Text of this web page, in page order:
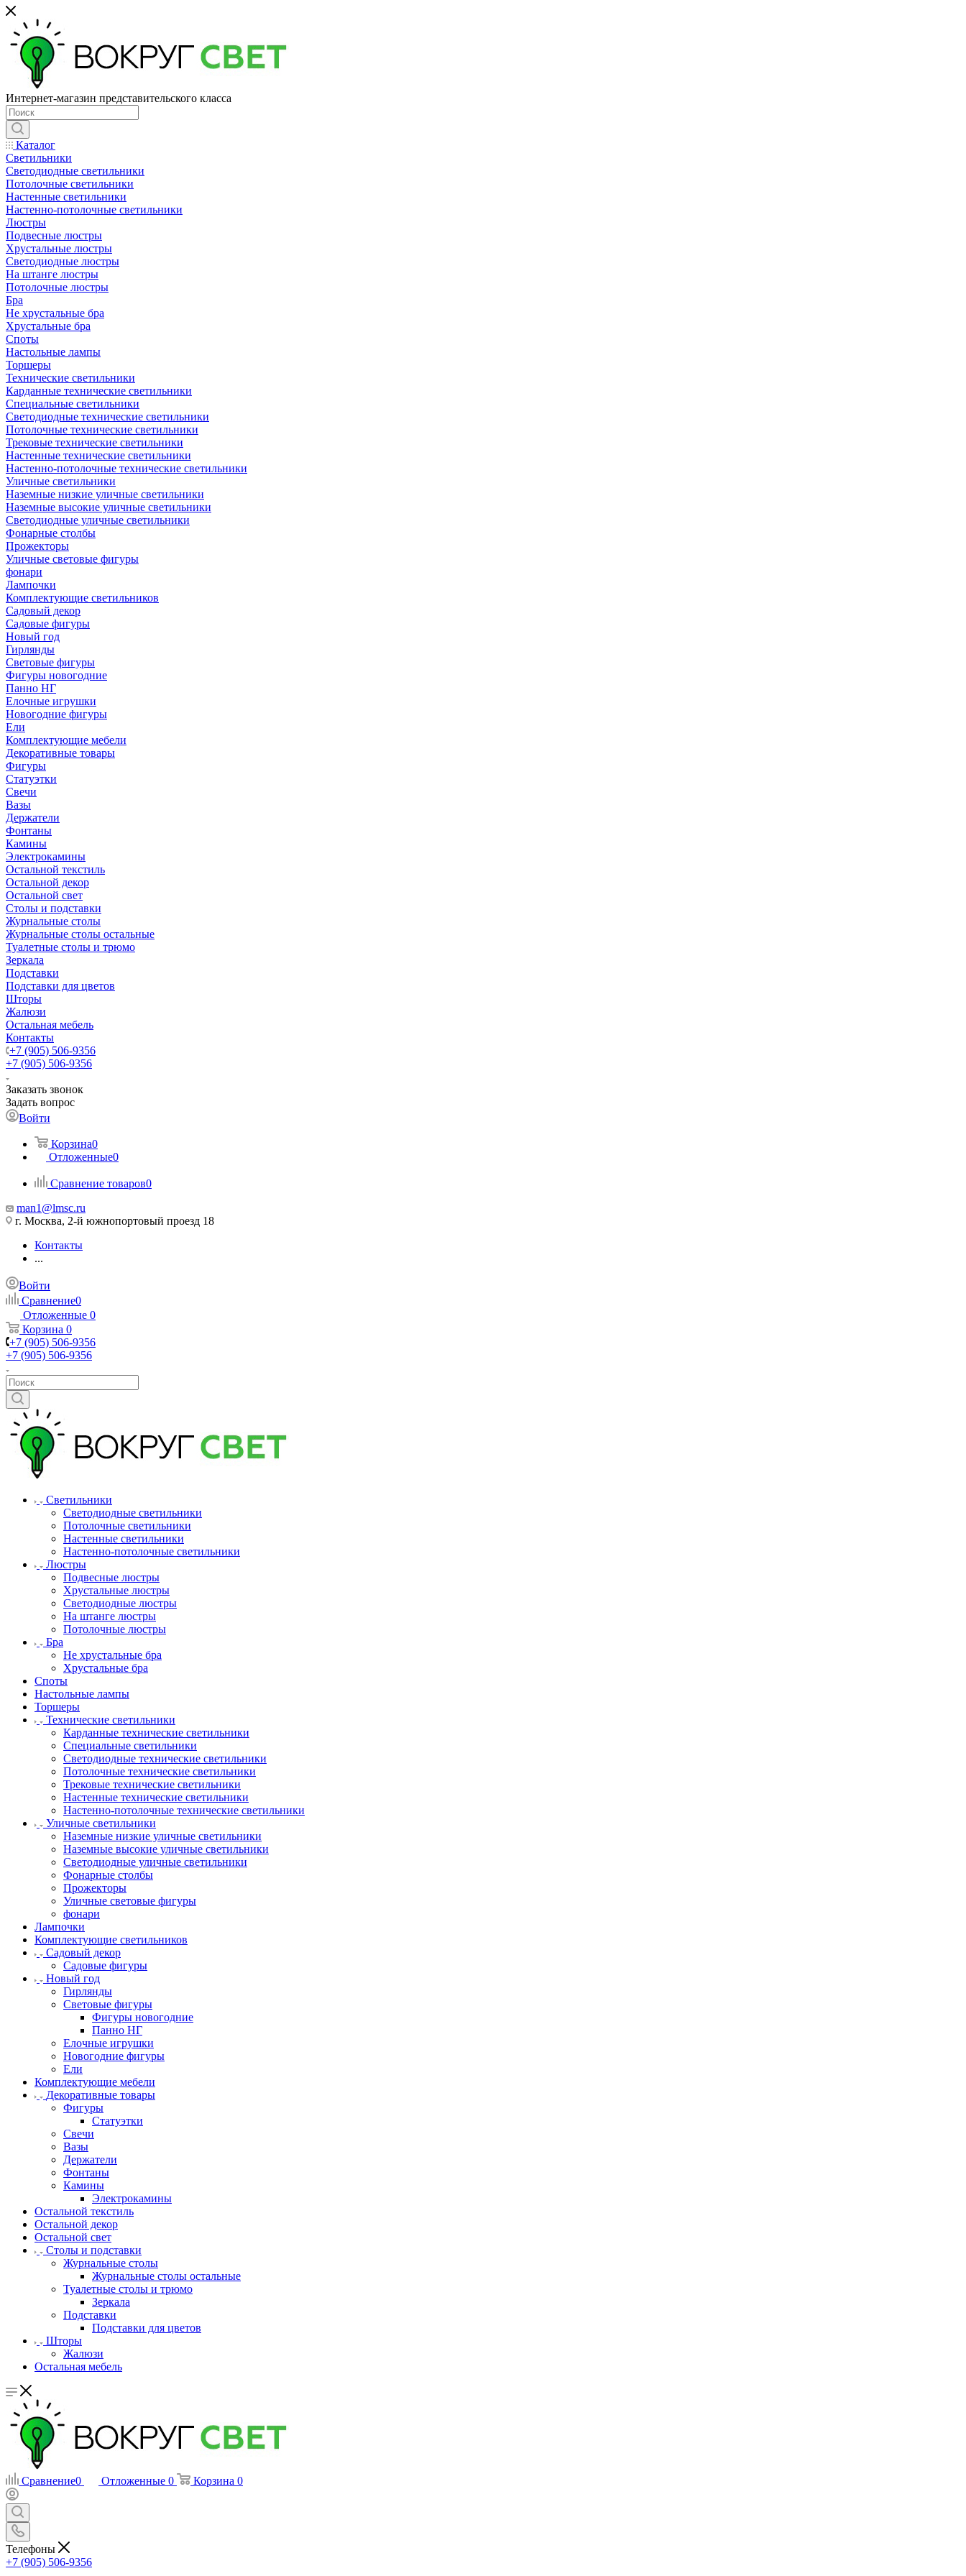
Интернет-магазин представительского класса
Каталог
Светильники
Светодиодные светильники
Потолочные светильники
Настенные светильники
Настенно-потолочные светильники
Люстры
Подвесные люстры
Хрустальные люстры
Светодиодные люстры
На штанге люстры
Потолочные люстры
Бра
Не хрустальные бра
Хрустальные бра
Споты
Настольные лампы
Торшеры
Технические светильники
Карданные технические светильники
Специальные светильники
Светодиодные технические светильники
Потолочные технические светильники
Трековые технические светильники
Настенные технические светильники
Настенно-потолочные технические светильники
Уличные светильники
Наземные низкие уличные светильники
Наземные высокие уличные светильники
Светодиодные уличные светильники
Фонарные столбы
Прожекторы
Уличные световые фигуры
фонари
Лампочки
Комплектующие светильников
Садовый декор
Садовые фигуры
Новый год
Гирлянды
Световые фигуры
Фигуры новогодние
Панно НГ
Елочные игрушки
Новогодние фигуры
Ели
Комплектующие мебели
Декоративные товары
Фигуры
Статуэтки
Свечи
Вазы
Держатели
Фонтаны
Камины
Электрокамины
Остальной текстиль
Остальной декор
Остальной свет
Столы и подставки
Журнальные столы
Журнальные столы остальные
Туалетные столы и трюмо
Зеркала
Подставки
Подставки для цветов
Шторы
Жалюзи
Остальная мебель
Контакты
+7 (905) 506-9356
+7 (905) 506-9356
Заказать звонок
Задать вопрос
Войти
Корзина0
Отложенные0
Сравнение товаров0
man1@lmsc.ru
г. Москва, 2-й южнопортовый проезд 18
Контакты
...
Войти
Сравнение0
Отложенные 0
Корзина 0
+7 (905) 506-9356
+7 (905) 506-9356
Светильники
Светодиодные светильники
Потолочные светильники
Настенные светильники
Настенно-потолочные светильники
Люстры
Подвесные люстры
Хрустальные люстры
Светодиодные люстры
На штанге люстры
Потолочные люстры
Бра
Не хрустальные бра
Хрустальные бра
Споты
Настольные лампы
Торшеры
Технические светильники
Карданные технические светильники
Специальные светильники
Светодиодные технические светильники
Потолочные технические светильники
Трековые технические светильники
Настенные технические светильники
Настенно-потолочные технические светильники
Уличные светильники
Наземные низкие уличные светильники
Наземные высокие уличные светильники
Светодиодные уличные светильники
Фонарные столбы
Прожекторы
Уличные световые фигуры
фонари
Лампочки
Комплектующие светильников
Садовый декор
Садовые фигуры
Новый год
Гирлянды
Световые фигуры
Фигуры новогодние
Панно НГ
Елочные игрушки
Новогодние фигуры
Ели
Комплектующие мебели
Декоративные товары
Фигуры
Статуэтки
Свечи
Вазы
Держатели
Фонтаны
Камины
Электрокамины
Остальной текстиль
Остальной декор
Остальной свет
Столы и подставки
Журнальные столы
Журнальные столы остальные
Туалетные столы и трюмо
Зеркала
Подставки
Подставки для цветов
Шторы
Жалюзи
Остальная мебель
Сравнение0 Отложенные 0 Корзина 0
Телефоны
+7 (905) 506-9356